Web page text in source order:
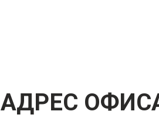
АДРЕС